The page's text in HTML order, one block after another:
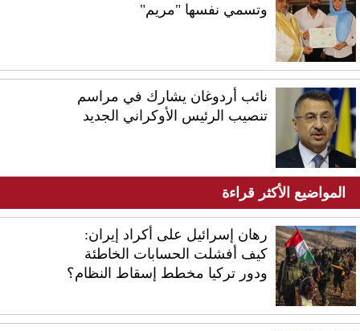
وتسمي نفسها "مريم"
نائب أردوغان يشارك في مراسم
تنصيب الرئيس الأوكراني الجديد
المواضيع الأكثر قراءة
رهان إسرائيل على أكراد إيران:
كيف أفشلت الحسابات الخاطئة
ودور تركيا مخطط إسقاط النظام؟